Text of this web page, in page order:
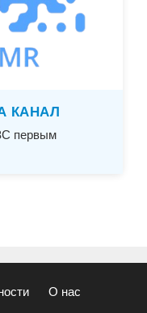
КАНАЛ
первым
О нас